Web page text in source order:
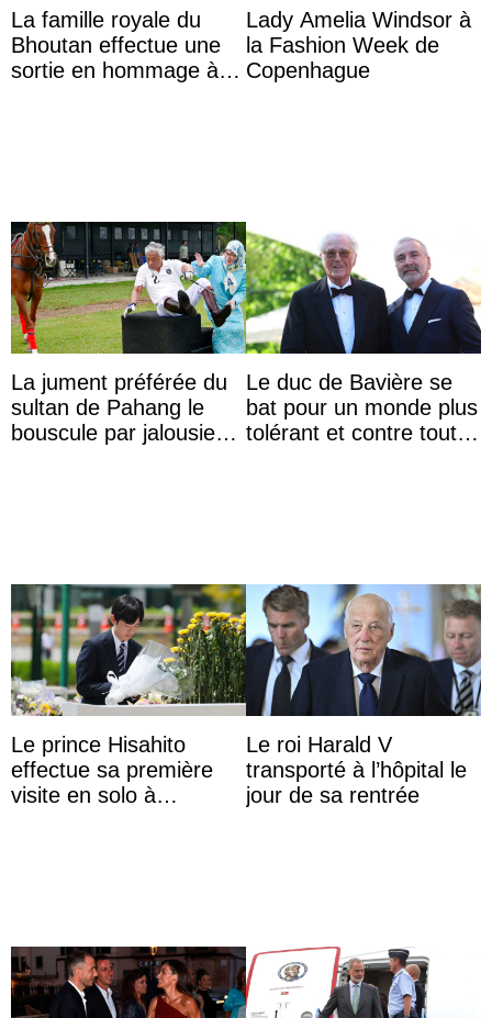
La famille royale du
Bhoutan effectue une
sortie en hommage à
Lady Amelia Windsor à
la Fashion Week de
Copenhague
La jument préférée du
sultan de Pahang le
bouscule par jalousie
Le duc de Bavière se
bat pour un monde plus
tolérant et contre toute
Le prince Hisahito
effectue sa première
visite en solo à
Le roi Harald V
transporté à l’hôpital le
jour de sa rentrée